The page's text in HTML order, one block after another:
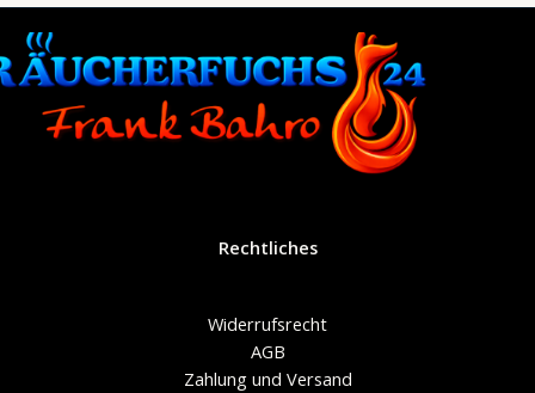
Rechtliches
Widerrufsrecht
AGB
Zahlung und Versand